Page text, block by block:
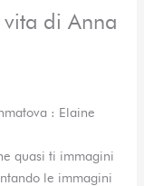
vita di Anna
: Elaine
quasi ti immagini
le immagini